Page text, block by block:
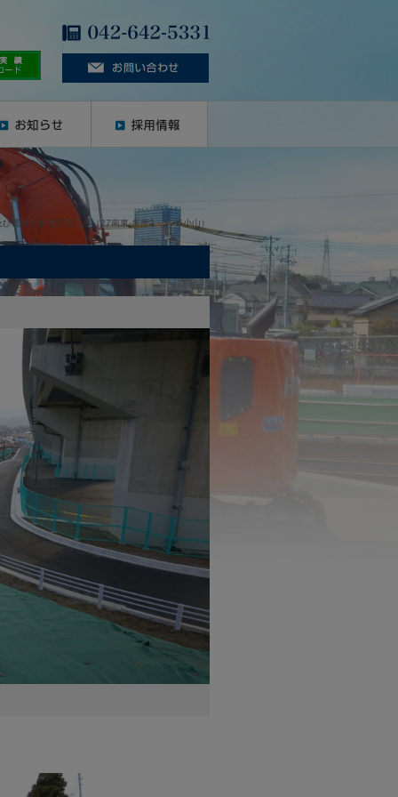
電線共同溝設置工事（27南東-多摩3・1・6小山）